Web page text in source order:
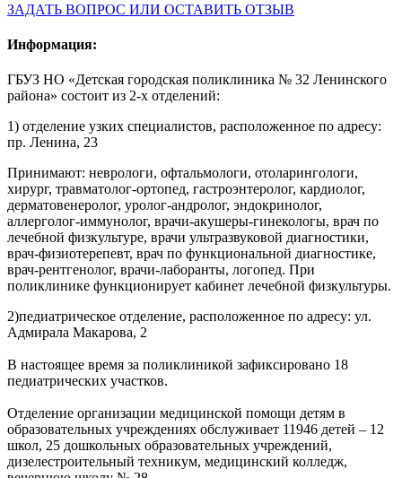
ЗАДАТЬ ВОПРОС ИЛИ ОСТАВИТЬ ОТЗЫВ
Информация:
ГБУЗ НО «Детская городская поликлиника № 32 Ленинского
района» состоит из 2-х отделений:
1) отделение узких специалистов, расположенное по адресу:
пр. Ленина, 23
Принимают: неврологи, офтальмологи, отоларингологи,
хирург, травматолог-ортопед, гастроэнтеролог, кардиолог,
дерматовенеролог, уролог-андролог, эндокринолог,
аллерголог-иммунолог, врачи-акушеры-гинекологы, врач по
лечебной физкультуре, врачи ультразвуковой диагностики,
врач-физиотерепевт, врач по функциональной диагностике,
врач-рентгенолог, врачи-лаборанты, логопед. При
поликлинике функционирует кабинет лечебной физкультуры.
2)педиатрическое отделение, расположенное по адресу: ул.
Адмирала Макарова, 2
В настоящее время за поликлиникой зафиксировано 18
педиатрических участков.
Отделение организации медицинской помощи детям в
образовательных учреждениях обслуживает 11946 детей – 12
школ, 25 дошкольных образовательных учреждений,
дизелестроительный техникум, медицинский колледж,